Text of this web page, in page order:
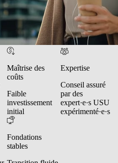
Maîtrise des
coûts
Faible
investissement
initial
Expertise
Conseil assuré
par des
expert·e·s USU
expérimenté·e·s
Fondations
stables